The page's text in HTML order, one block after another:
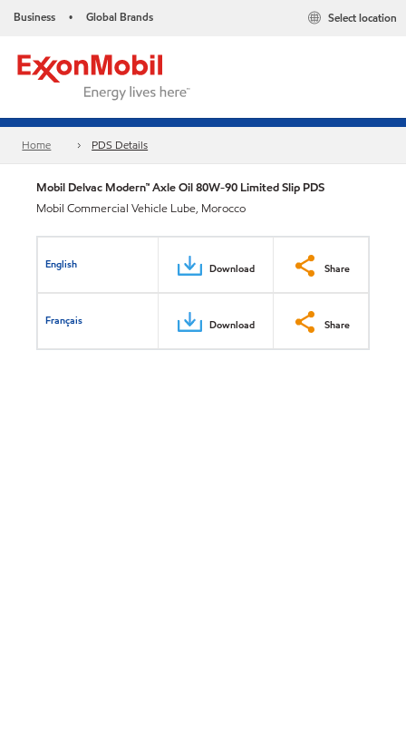
Business • Global Brands Select location
Home PDS Details
Mobil Delvac Modern™ Axle Oil 80W-90 Limited Slip PDS
Mobil Commercial Vehicle Lube, Morocco
English Download Share
Français Download Share